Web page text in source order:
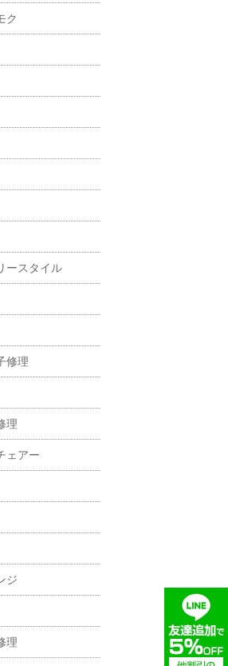
ク
ースタイル
修理
理
ェアー
ジ
理